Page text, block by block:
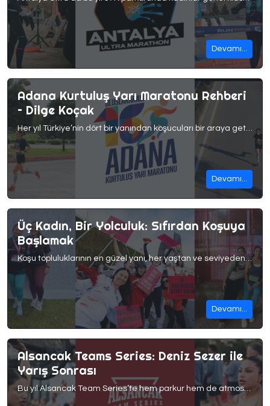
Devamı...
Adana Kurtuluş Yarı Maratonu Rehberi
– Dilge Koçak
Her yıl Türkiye’nin dört bir yanından koşucuları bir araya getiren Adana Kurtuluş Yarı Maratonuna geri sayım başladı. Hem sezonun ilk yarı maratonlarından biri olması hem de şehrin enerjisiyle öne çıkıyor. Bu yıl Adana’ya ilk kez gelecek ya da yarışa ilk kez katılacak koşucular için, yıllardır bu yarışı koşan Adanalı bir isimle konuştuk.Dilge Koçak, Adana Kurtuluş […]
Devamı...
Üç Kadın, Bir Yolculuk: Sıfırdan Koşuya
Başlamak
Koşu topluluklarının en güzel yanı, her yaştan ve seviyeden koşucunun aynı çizgide buluşabilmesi. Öykü Aydemir, kardeşi Asya ve anneleri Hayriye de bunun en samimi örneklerinden biri. Üç kadın olarak birlikte sıfırdan koşmaya başlamaları bize ilham verdi. Spor geçmişleri, koşuya adım atışları ve ilk yarış deneyimleri üzerine keyifli bir sohbet yaptık. Profesyonel atletlerin yanı sıra birçok […]
Devamı...
Alsancak Teams Series: Deniz Sezer ile
Yarış Sonrası
Bu yıl Alsancak Team Series’te hem parkur hem de atmosfer oldukça heyecanlıydı. Türkiye’nin en iyi sporcularının ve birçok yabancı atletin katıldığı bu organizasyonda, takımlar üç gün boyunca yoğun WOD’lar, koşu bölümleri ve zorlayıcı istasyonlarda yarışarak ciddi bir rekabet ortaya koydu. Bu yarışta güçlü bir performans sergileyen Deniz Sezer, hem spor geçmişini hem de Alsancak Team […]